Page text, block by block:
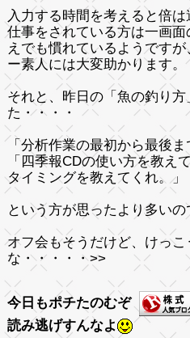
入力する時間を考えると倍
仕事をされている方は一画面
えでも慣れているようです
ー素人には大変助かります。
それと、昨日の「魚の釣り
た・・・・
「分析作業の最初から最後ま
「四季報CDの使い方を教
タイミングを教えてくれ。」
という方が思ったより多い
オフ会もそうだけど、けっ
な・・・・・>>
今日もポチたのむぞ
読み逃げすんなよ